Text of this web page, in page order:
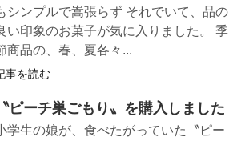
シンプルで嵩張らず それでいて、品の
い印象のお菓子が気に入りました。 季
商品の、春、夏各々...
事を読む
〝ピーチ巣ごもり〟を購入しました
学生の娘が、食べたがっていた〝ピー